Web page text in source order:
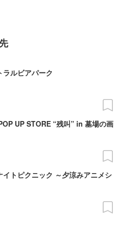
ラルビアパーク
UP STORE “残叫” in 墓場の画
イトピクニック ～夕涼みアニメシ